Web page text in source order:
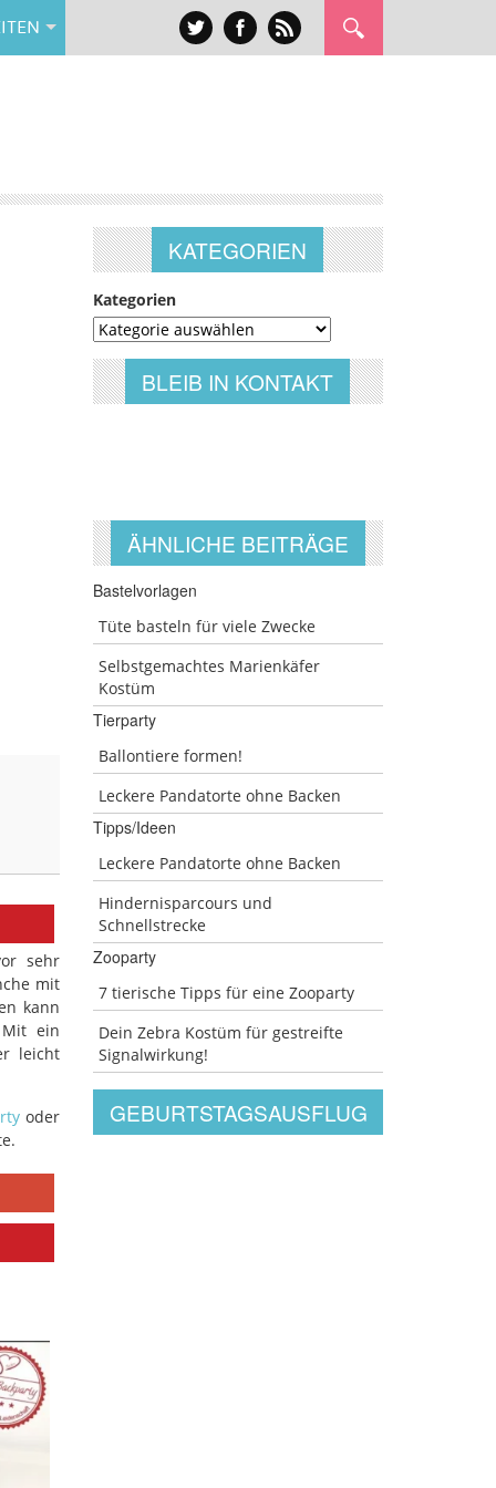
sehr
mit
kann
Mit ein
leicht
oder
KATEGORIEN
Kategorien
BLEIB IN KONTAKT
ÄHNLICHE BEITRÄGE
Bastelvorlagen
Tüte basteln für viele Zwecke
Selbstgemachtes Marienkäfer
Kostüm
Tierparty
Ballontiere formen!
Leckere Pandatorte ohne Backen
Tipps/Ideen
Leckere Pandatorte ohne Backen
Hindernisparcours und
Schnellstrecke
Zooparty
7 tierische Tipps für eine Zooparty
Dein Zebra Kostüm für gestreifte
Signalwirkung!
GEBURTSTAGSAUSFLUG